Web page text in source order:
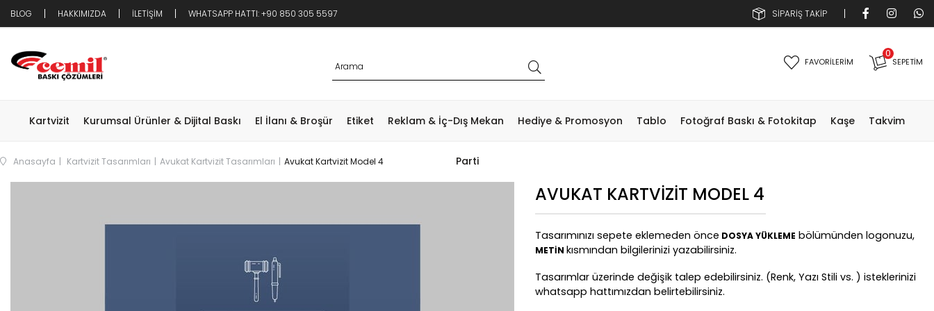
BLOG HAKKIMIZDA İLETİŞİM WHATSAPP HATTI: +90 850 305 5597 SİPARİŞ TAKİP
SEPETIM
0
FAVORİLERİM
Kartvizit Kurumsal Ürünler & Dijital Baskı El İlanı & Broşür Etiket Reklam & İç-Dış Mekan Hediye & Promosyon Tablo Fotoğraf Baskı & Fotokitap Kaşe Takvim
Parti
Anasayfa Kartvizit Tasarımları Avukat Kartvizit Tasarımları Avukat Kartvizit Model 4
AVUKAT KARTVIZIT MODEL 4
Tasarımınızı sepete eklemeden önce DOSYA YÜKLEME bölümünden logonuzu,
METİN kısmından bilgilerinizi yazabilirsiniz.
Tasarımlar üzerinde değişik talep edebilirsiniz. (Renk, Yazı Stili vs. ) isteklerinizi
whatsapp hattımızdan belirtebilirsiniz.